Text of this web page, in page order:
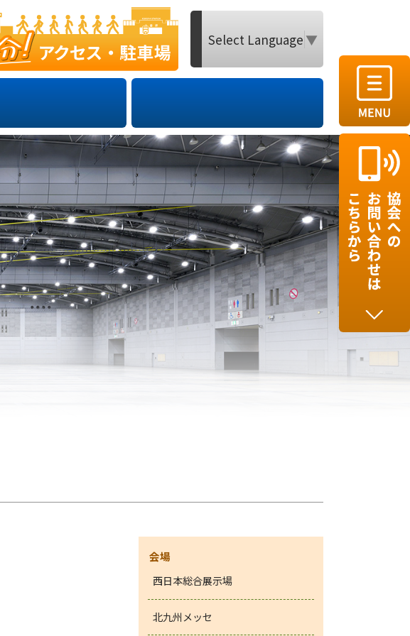
Select Language ▼
会場
西日本総合展示場
北九州メッセ